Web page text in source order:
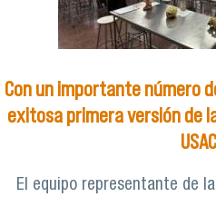
Con un importante número
exitosa primera versión de
El equipo representante de